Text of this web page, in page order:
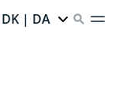
DK | DA